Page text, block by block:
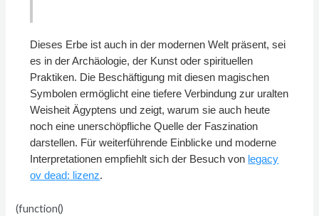
Dieses Erbe ist auch in der modernen Welt präsent, sei
es in der Archäologie, der Kunst oder spirituellen
Praktiken. Die Beschäftigung mit diesen magischen
Symbolen ermöglicht eine tiefere Verbindung zur uralten
Weisheit Ägyptens und zeigt, warum sie auch heute
noch eine unerschöpfliche Quelle der Faszination
darstellen. Für weiterführende Einblicke und moderne
Interpretationen empfiehlt sich der Besuch von legacy
ov dead: lizenz.
(function()